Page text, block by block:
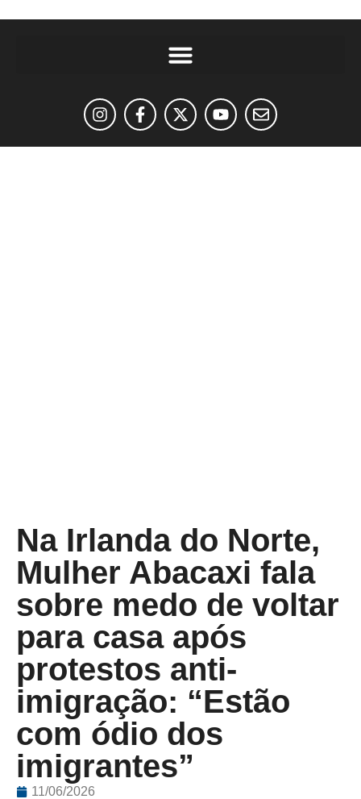
Na Irlanda do Norte,
Mulher Abacaxi fala
sobre medo de voltar
para casa após
protestos anti-
imigração: “Estão
com ódio dos
imigrantes”
11/06/2026